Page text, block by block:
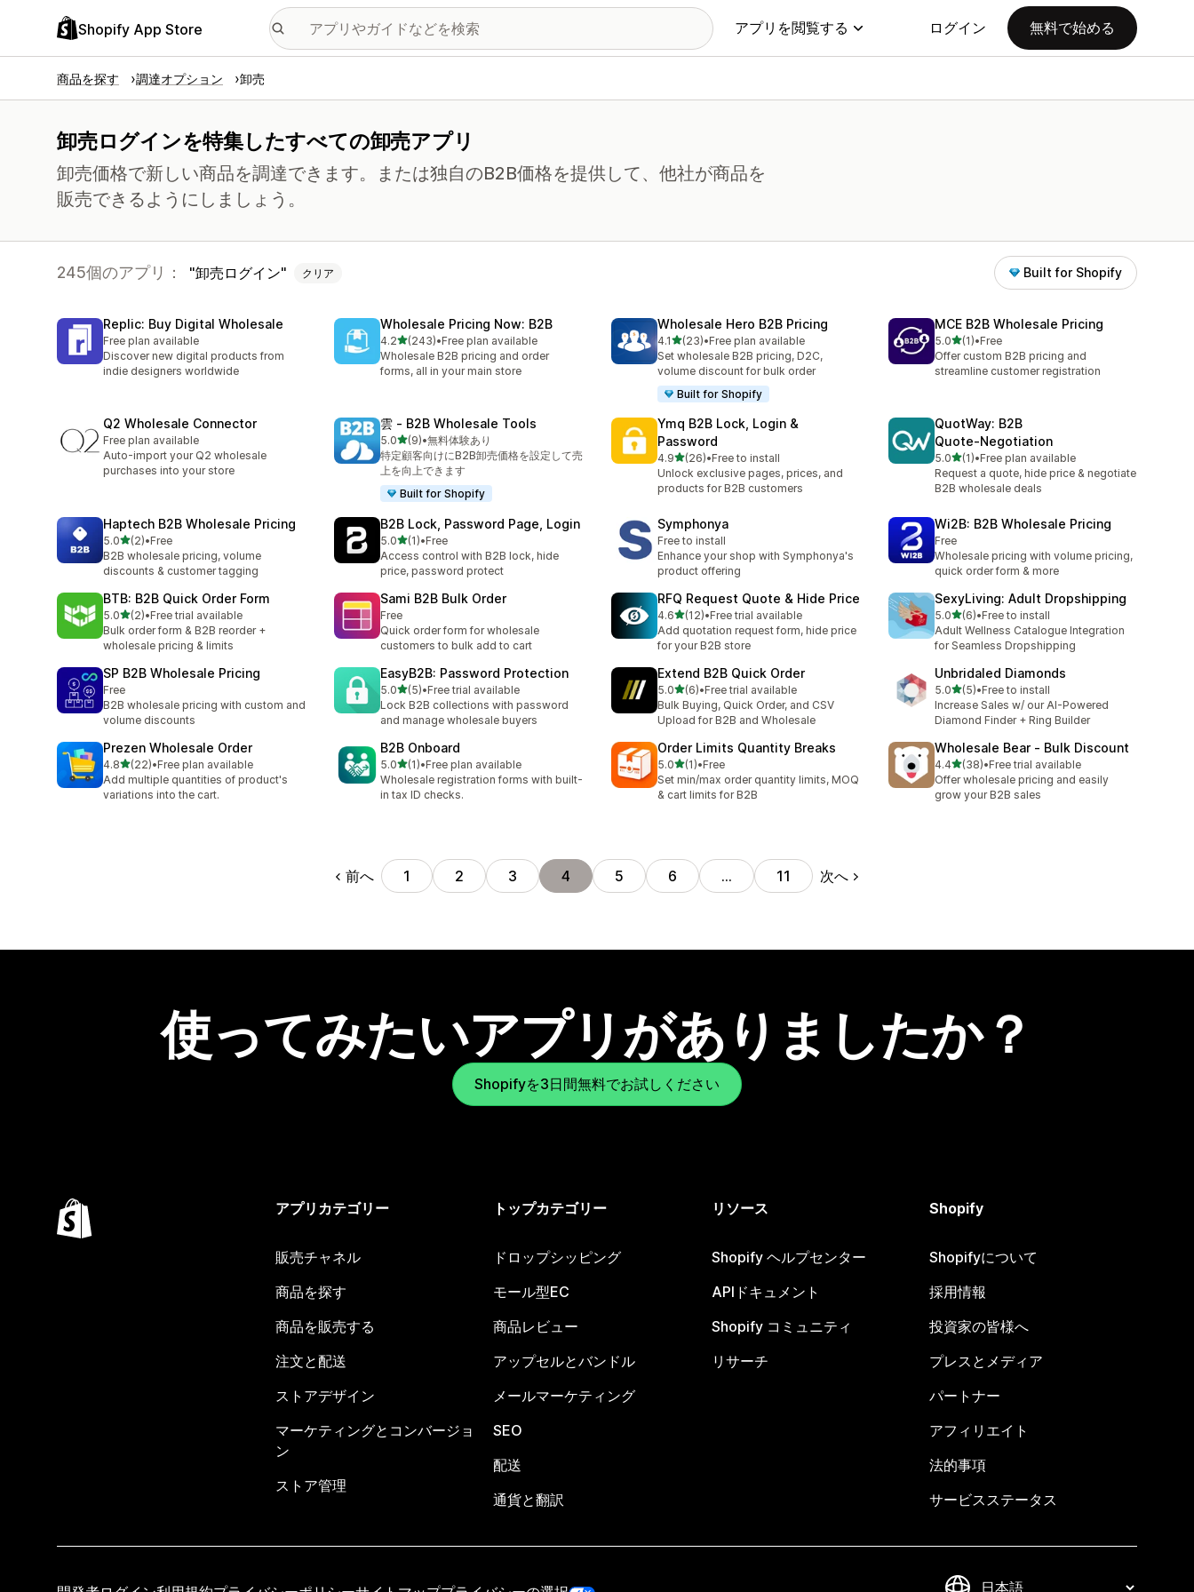
Shopify App Store アプリを閲覧する ログイン 無料で始める
商品を探す 調達オプション 卸売
卸売ログインを特集したすべての卸売アプリ
卸売価格で新しい商品を調達できます。または独自のB2B価格を提供して、他社が商品を
販売できるようにしましょう。
245個のアプリ： 卸売ログイン クリア Built for Shopify
Replic: Buy Digital Wholesale
Free plan available
Discover new digital products from
indie designers worldwide
Wholesale Pricing Now: B2B
4.25つ星中
(243)
合計レビュー数：243件
•Free plan available
Wholesale B2B pricing and order
forms, all in your main store
Wholesale Hero B2B Pricing
4.15つ星中
(23)
合計レビュー数：23件
•Free plan available
Set wholesale B2B pricing, D2C,
volume discount for bulk order
Built for Shopify
MCE B2B Wholesale Pricing
5.05つ星中
(1)
合計レビュー数：1件
•Free
Offer custom B2B pricing and
streamline customer registration
Q2 Wholesale Connector
Free plan available
Auto-import your Q2 wholesale
purchases into your store
雲 ‑ B2B Wholesale Tools
5.05つ星中
(9)
合計レビュー数：9件
•無料体験あり
特定顧客向けにB2B卸売価格を設定して売
上を向上できます
Built for Shopify
Ymq B2B Lock, Login &
Password
4.95つ星中
(26)
合計レビュー数：26件
•Free to install
Unlock exclusive pages, prices, and
products for B2B customers
QuotWay: B2B
Quote‑Negotiation
5.05つ星中
(1)
合計レビュー数：1件
•Free plan available
Request a quote, hide price & negotiate
B2B wholesale deals
Haptech B2B Wholesale Pricing
5.05つ星中
(2)
合計レビュー数：2件
•Free
B2B wholesale pricing, volume
discounts & customer tagging
B2B Lock, Password Page, Login
5.05つ星中
(1)
合計レビュー数：1件
•Free
Access control with B2B lock, hide
price, password protect
Symphonya
Free to install
Enhance your shop with Symphonya's
product offering
Wi2B: B2B Wholesale Pricing
Free
Wholesale pricing with volume pricing,
quick order form & more
BTB: B2B Quick Order Form
5.05つ星中
(2)
合計レビュー数：2件
•Free trial available
Bulk order form & B2B reorder +
wholesale pricing & limits
Sami B2B Bulk Order
Free
Quick order form for wholesale
customers to bulk add to cart
RFQ Request Quote & Hide Price
4.65つ星中
(12)
合計レビュー数：12件
•Free trial available
Add quotation request form, hide price
for your B2B store
SexyLiving: Adult Dropshipping
5.05つ星中
(6)
合計レビュー数：6件
•Free to install
Adult Wellness Catalogue Integration
for Seamless Dropshipping
SP B2B Wholesale Pricing
Free
B2B wholesale pricing with custom and
volume discounts
EasyB2B: Password Protection
5.05つ星中
(5)
合計レビュー数：5件
•Free trial available
Lock B2B collections with password
and manage wholesale buyers
Extend B2B Quick Order
5.05つ星中
(6)
合計レビュー数：6件
•Free trial available
Bulk Buying, Quick Order, and CSV
Upload for B2B and Wholesale
Unbridaled Diamonds
5.05つ星中
(5)
合計レビュー数：5件
•Free to install
Increase Sales w/ our AI-Powered
Diamond Finder + Ring Builder
Prezen Wholesale Order
4.85つ星中
(22)
合計レビュー数：22件
•Free plan available
Add multiple quantities of product's
variations into the cart.
B2B Onboard
5.05つ星中
(1)
合計レビュー数：1件
•Free plan available
Wholesale registration forms with built-
in tax ID checks.
Order Limits Quantity Breaks
5.05つ星中
(1)
合計レビュー数：1件
•Free
Set min/max order quantity limits, MOQ
& cart limits for B2B
Wholesale Bear ‑ Bulk Discount
4.45つ星中
(38)
合計レビュー数：38件
•Free trial available
Offer wholesale pricing and easily
grow your B2B sales
前へ 1 2 3 4 5 6 … 11 次へ
使ってみたいアプリがありましたか？
Shopifyを3日間無料でお試しください
アプリカテゴリー
販売チャネル
商品を探す
商品を販売する
注文と配送
ストアデザイン
マーケティングとコンバージョ
ン
ストア管理
トップカテゴリー
ドロップシッピング
モール型EC
商品レビュー
アップセルとバンドル
メールマーケティング
SEO
配送
通貨と翻訳
リソース
Shopify ヘルプセンター
APIドキュメント
Shopify コミュニティ
リサーチ
Shopify
Shopifyについて
採用情報
投資家の皆様へ
プレスとメディア
パートナー
アフィリエイト
法的事項
サービスステータス